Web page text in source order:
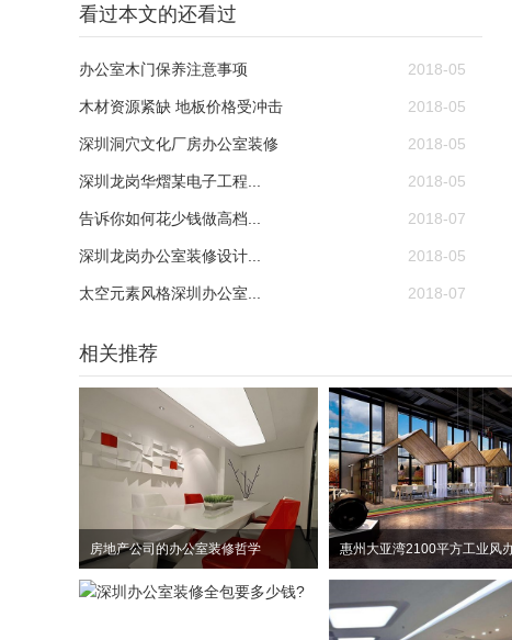
看过本文的还看过
办公室木门保养注意事项 2018-05
木材资源紧缺 地板价格受冲击 2018-05
深圳洞穴文化厂房办公室装修 2018-05
深圳龙岗华熠某电子工程... 2018-05
告诉你如何花少钱做高档... 2018-07
深圳龙岗办公室装修设计... 2018-05
太空元素风格深圳办公室... 2018-07
相关推荐
房地产公司的办公室装修哲学